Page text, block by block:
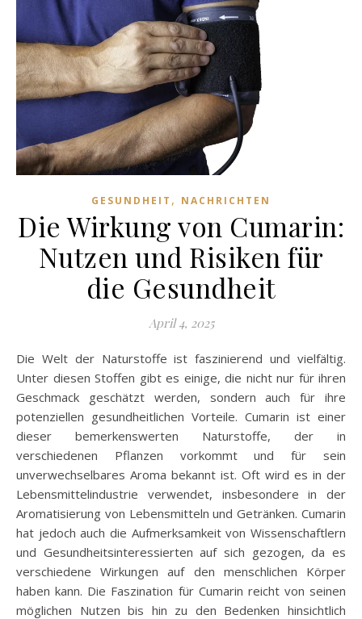
GESUNDHEIT , NACHRICHTEN
Die Wirkung von Cumarin:
Nutzen und Risiken für
die Gesundheit
April 4, 2025
Die Welt der Naturstoffe ist faszinierend und vielfältig.
Unter diesen Stoffen gibt es einige, die nicht nur für ihren
Geschmack geschätzt werden, sondern auch für ihre
potenziellen gesundheitlichen Vorteile. Cumarin ist einer
dieser bemerkenswerten Naturstoffe, der in
verschiedenen Pflanzen vorkommt und für sein
unverwechselbares Aroma bekannt ist. Oft wird es in der
Lebensmittelindustrie verwendet, insbesondere in der
Aromatisierung von Lebensmitteln und Getränken. Cumarin
hat jedoch auch die Aufmerksamkeit von Wissenschaftlern
und Gesundheitsinteressierten auf sich gezogen, da es
verschiedene Wirkungen auf den menschlichen Körper
haben kann. Die Faszination für Cumarin reicht von seinen
möglichen Nutzen bis hin zu den Bedenken hinsichtlich